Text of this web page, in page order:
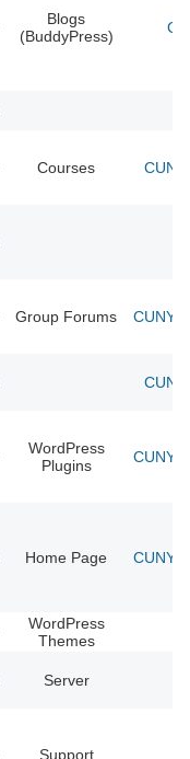
Blogs
(BuddyPress)
Courses
Group Forums CUNY
WordPress
Plugins
CUNY
Home Page CUNY
WordPress
Themes
Server
Support